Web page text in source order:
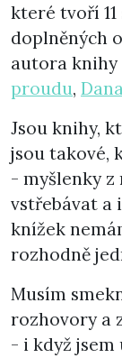
které tvoří
doplněných
autora
proudu,
Jsou knihy,
jsou takové,
- myšlenky
vstřebávat a
knížek
rozhodně
Musím
rozhovory a
- i když jsem